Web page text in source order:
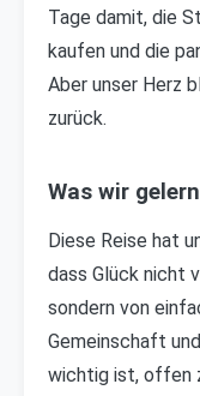
Tage damit, die
kaufen und die
Aber unser Herz
zurück.
Was wir
Diese Reise hat
dass Glück nicht
sondern von
Gemeinschaft
wichtig ist, offen